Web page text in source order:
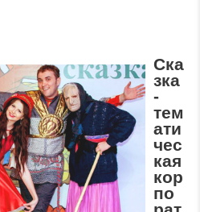
Ска
зка
-
тем
ати
чес
кая
кор
по